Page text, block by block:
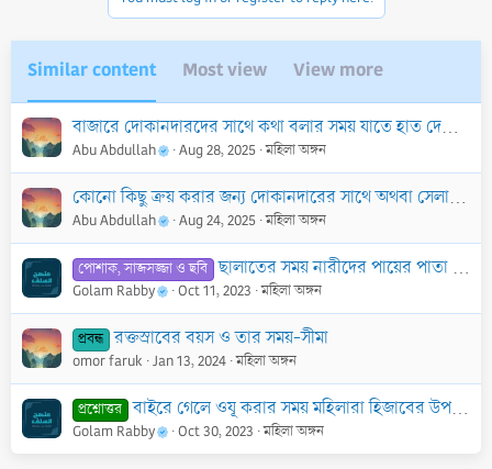
o
n
s
:
Similar content Most view View more
বাজারে দোকানদারদের সাথে কথা বলার সময় যাতে হাত দেখা না যায়, সে জন্য হাতমোজা পরার হুকুম কী?
Abu Abdullah Aug 28, 2025 মহিলা অঙ্গন
কোনো কিছু ক্রয় করার জন্য দোকানদারের সাথে অথবা সেলাই করার জন্য দর্জির সাথে স্বাভাবিকভাবে (কোমল কণ্ঠে নয়) কথা বলা কি হারাম?
Abu Abdullah Aug 24, 2025 মহিলা অঙ্গন
পোশাক, সাজসজ্জা ও ছবি ছালাতের সময় নারীদের পায়ের পাতা ঢেকে রাখা ওয়াজিব কি?
Golam Rabby Oct 11, 2023 মহিলা অঙ্গন
প্রবন্ধ রক্তস্রাবের বয়স ও তার সময়-সীমা
omor faruk Jan 13, 2024 মহিলা অঙ্গন
প্রশ্নোত্তর বাইরে গেলে ওযূ করার সময় মহিলারা হিজাবের উপর মাথা মাসাহ করতে পারবে কি?
Golam Rabby Oct 30, 2023 মহিলা অঙ্গন